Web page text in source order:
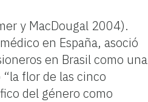
y MacDougal 2004).
en España, asoció
en Brasil como una
flor de las cinco
del género como